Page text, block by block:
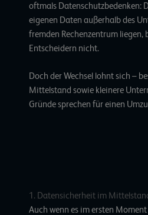
oftmals Datenschutzbedenken:
eigenen Daten außerhalb des
fremden Rechenzentrum liegen,
Entscheidern nicht.
Doch der Wechsel lohnt sich –
Mittelstand sowie kleinere
Gründe sprechen für einen
1. Datensicherheit im
Auch wenn es im ersten